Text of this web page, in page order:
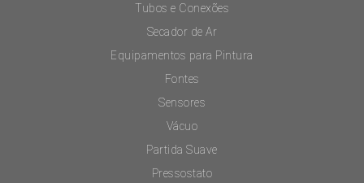
Tubos e Conexões
Secador de Ar
Equipamentos para Pintura
Fontes
Sensores
Vácuo
Partida Suave
Pressostato